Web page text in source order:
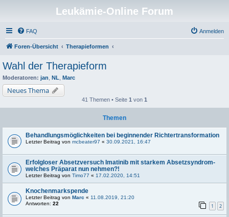
Leukämie-Online Forum
FAQ Anmelden
Foren-Übersicht Therapieformen
Wahl der Therapieform
Moderatoren: jan NL Marc
Neues Thema
41 Themen • Seite 1 von 1
Themen
Behandlungsmöglichkeiten bei beginnender Richtertransformation
Letzter Beitrag von mcbeater97 « 30.09.2021, 16:47
Erfolgloser Absetzversuch Imatinib mit starkem Absetzsyndrom-
welches Präparat nun nehmen?!
Letzter Beitrag von Timo77 « 17.02.2020, 14:51
Knochenmarkspende
Letzter Beitrag von Marc « 11.08.2019, 21:20
Antworten: 22 1 2